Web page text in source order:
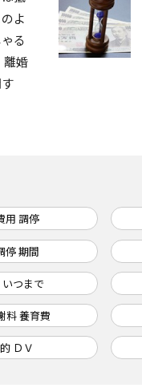
よ
る
離婚
用 調停
停 期間
つまで
料 養育費
ＤＶ